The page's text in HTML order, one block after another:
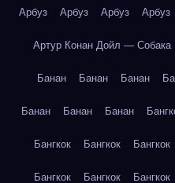
Арбуз Арбуз Арбуз Арбуз
Артур Конан Дойл — Собака
Банан Банан Банан
Банан Банан Банан
Бангкок Бангкок Бангкок
Бангкок Бангкок Бангкок